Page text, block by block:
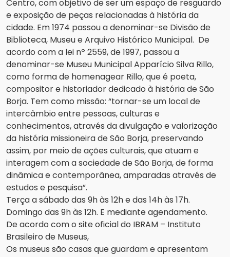
Centro, com objetivo de ser um espaço de resguardo
e exposição de peças relacionadas à história da
cidade. Em 1974 passou a denominar-se Divisão de
Biblioteca, Museu e Arquivo Histórico Municipal. De
acordo com a lei nº 2559, de 1997, passou a
denominar-se Museu Municipal Apparício Silva Rillo,
como forma de homenagear Rillo, que é poeta,
compositor e historiador dedicado à história de São
Borja. Tem como missão: “tornar-se um local de
intercâmbio entre pessoas, culturas e
conhecimentos, através da divulgação e valorização
da história missioneira de São Borja, preservando
assim, por meio de ações culturais, que atuam e
interagem com a sociedade de São Borja, de forma
dinâmica e contemporânea, amparadas através de
estudos e pesquisa”.
Terça a sábado das 9h às 12h e das 14h às 17h.
Domingo das 9h às 12h. E mediante agendamento.
De acordo com o site oficial do IBRAM – Instituto
Brasileiro de Museus,
Os museus são casas que guardam e apresentam